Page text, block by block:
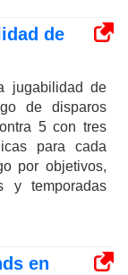
de
jugabilidad de
de disparos
5 con tres
para cada
por objetivos,
y temporadas
en